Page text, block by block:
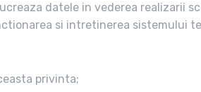
datele in vederea realizarii
si intretinerea sistemului
privinta;